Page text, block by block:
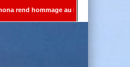
au Dr Gil Taïeb par Alain AZRIA